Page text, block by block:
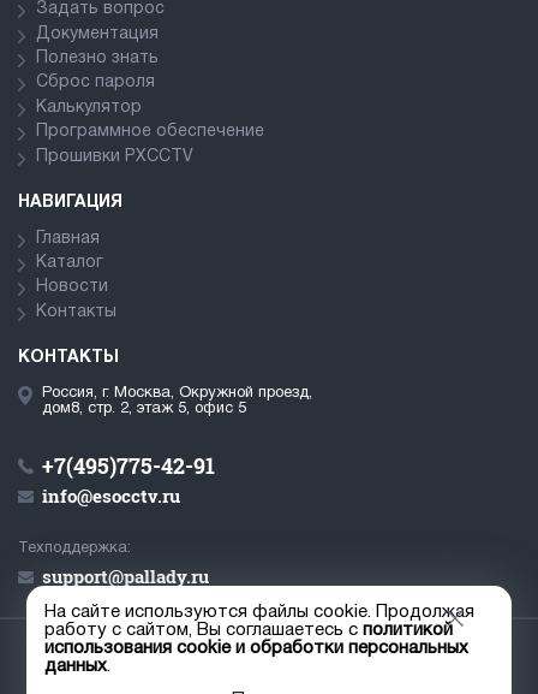
Задать вопрос
Документация
Полезно знать
Сброс пароля
Калькулятор
Программное обеспечение
Прошивки PXCCTV
НАВИГАЦИЯ
Главная
Каталог
Новости
Контакты
КОНТАКТЫ
Россия, г. Москва, Окружной проезд,
дом8, стр. 2, этаж 5, офис 5
+7(495)775-42-91
info@esocctv.ru
Техподдержка:
support@pallady.ru
Пользовательское соглашение
На сайте используются файлы cookie. Продолжая
работу с сайтом, Вы соглашаетесь сполитикой
использования cookie и обработки персональных
данных.